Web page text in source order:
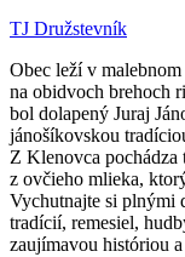
TJ Družstevník
Obec leží v
na obidvoch brehoch
bol dolapený Juraj
jánošíkovskou
Z Klenovca
z ovčieho mlieka,
Vychutnajte si plnými
tradícií, remesiel,
zaujímavou históriou